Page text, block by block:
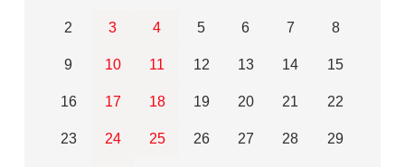
2 3 4 5 6 7 8
9 10 11 12 13 14 15
16 17 18 19 20 21 22
23 24 25 26 27 28 29